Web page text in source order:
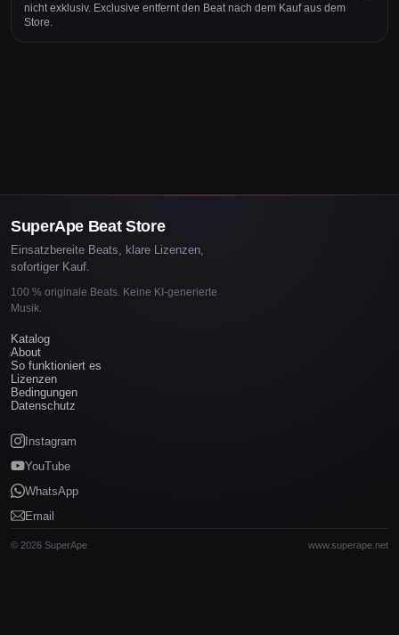
nicht exklusiv. Exclusive entfernt den Beat nach dem Kauf aus dem
Store.
SuperApe Beat Store
Einsatzbereite Beats, klare Lizenzen,
sofortiger Kauf.
100 % originale Beats. Keine KI-generierte
Musik.
Katalog
About
So funktioniert es
Lizenzen
Bedingungen
Datenschutz
Instagram
YouTube
WhatsApp
Email
© 2026 SuperApe www.superape.net